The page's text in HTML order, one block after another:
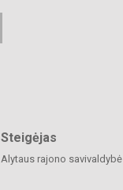
Steigėjas
Alytaus rajono savivaldybė